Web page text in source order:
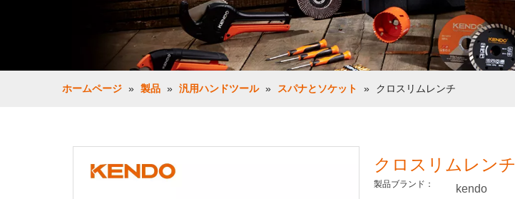
ホームページ » 製品 » 汎用ハンドツール » スパナとソケット » クロスリムレンチ
クロスリムレンチ
製品ブランド： kendo